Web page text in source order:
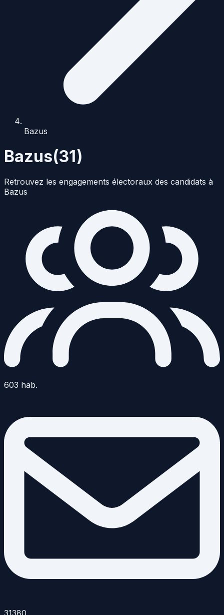
Bazus
Bazus(31)
Retrouvez les engagements électoraux des candidats à
Bazus
603 hab.